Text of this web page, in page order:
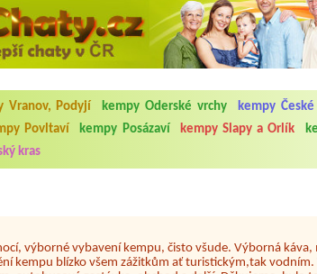
Vranov, Podyjí kempy Oderské vrchy kempy České
Povltaví kempy Posázaví kempy Slapy a Orlík
kras
do 1.8. 2026. Kemp jako takový je pěkný. V umývárně
hluk z repráků u stanů a absolutní bezohlednost
hrála jiná hudba.Kemp pěkný, ale takový rámus jsme
dva. Na začátku prázdnin. Přijeli jsme karavanem. Klid
dobrým jídlem za slušnou cenu na dosah, a spoustu
výborné vybavení kempu, čisto všude. Výborná káva,
kempu blízko všem zážitkům ať turistickým,tak vodním.
autobusová zastávka, obchod a další. Děkujeme, bylo